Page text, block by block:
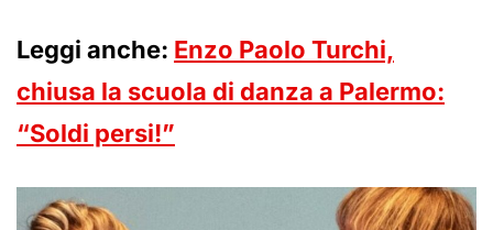
Leggi anche: Enzo Paolo Turchi,
chiusa la scuola di danza a Palermo:
“Soldi persi!”